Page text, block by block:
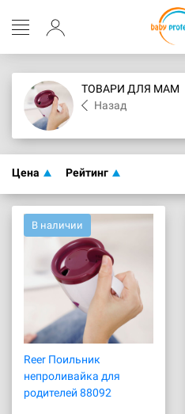
ТОВАРИ ДЛЯ МАМ
Назад
Цена Рейтинг
В наличии
Reer Поильник
непроливайка для
родителей 88092